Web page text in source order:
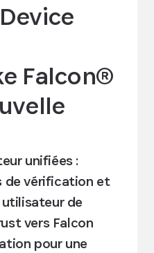
Falcon®
unifiées :
de vérification et
de
vers Falcon
pour une